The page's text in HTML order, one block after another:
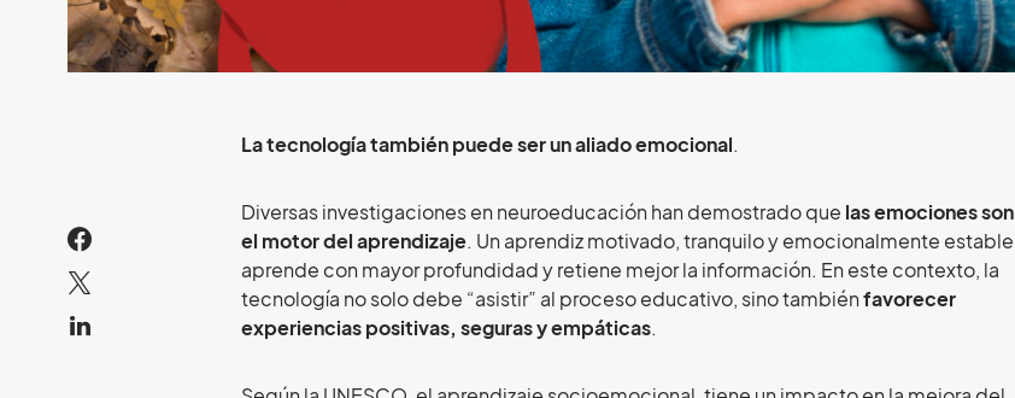
La tecnología también puede ser un aliado emocional.
Diversas investigaciones en neuroeducación han demostrado que las emociones son
el motor del aprendizaje. Un aprendiz motivado, tranquilo y emocionalmente estable
aprende con mayor profundidad y retiene mejor la información. En este contexto, la
tecnología no solo debe “asistir” al proceso educativo, sino tambiénfavorecer
experiencias positivas, seguras y empáticas.